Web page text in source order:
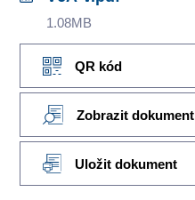
1.08MB
QR kód
Zobrazit dokument
Uložit dokument